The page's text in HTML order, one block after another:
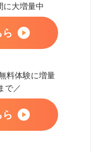
に大増量中
料体験に増量
で／